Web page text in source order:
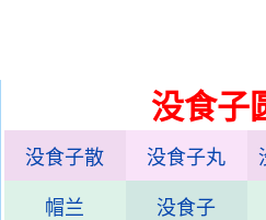
没食子
没食子散 没食子丸
帽兰 没食子